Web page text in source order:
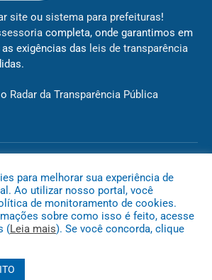
site ou sistema para prefeituras!
completa, onde garantimos em
exigências das leis de transparência
Radar da Transparência Pública
Área Administrativa Acessar o Webmail
para melhorar sua experiência de
Ao utilizar nosso portal, você
de monitoramento de cookies.
sobre como isso é feito, acesse
(Leia mais). Se você concorda, clique